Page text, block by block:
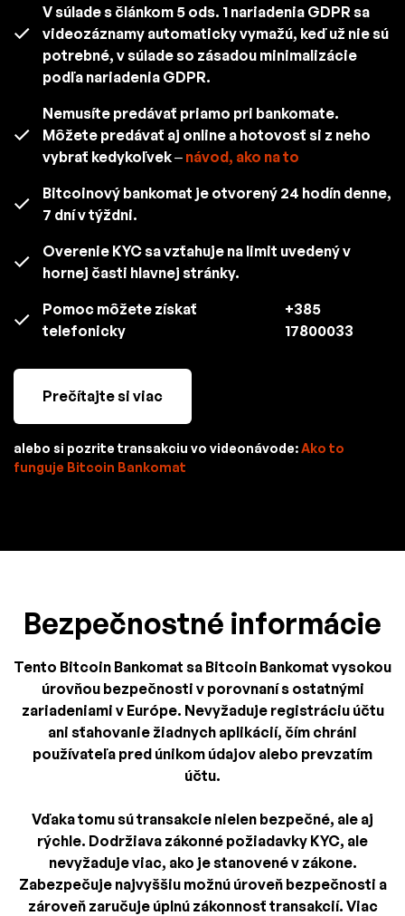
V súlade s článkom 5 ods. 1 nariadenia GDPR sa
videozáznamy automaticky vymažú, keď už nie sú
potrebné, v súlade so zásadou minimalizácie
podľa nariadenia GDPR.
Nemusíte predávať priamo pri bankomate.
Môžete predávať aj online a hotovosť si z neho
vybrať kedykoľvek – návod, ako na to
Bitcoinový bankomat je otvorený 24 hodín denne,
7 dní v týždni.
Overenie KYC sa vzťahuje na limit uvedený v
hornej časti hlavnej stránky.
Pomoc môžete získať
telefonicky
+385
17800033
Prečítajte si viac
alebo si pozrite transakciu vo videonávode:Ako to
funguje Bitcoin Bankomat
Bezpečnostné informácie
Tento Bitcoin Bankomat sa Bitcoin Bankomat vysokou
úrovňou bezpečnosti v porovnaní s ostatnými
zariadeniami v Európe. Nevyžaduje registráciu účtu
ani sťahovanie žiadnych aplikácií, čím chráni
používateľa pred únikom údajov alebo prevzatím
účtu.
Vďaka tomu sú transakcie nielen bezpečné, ale aj
rýchle. Dodržiava zákonné požiadavky KYC, ale
nevyžaduje viac, ako je stanovené v zákone.
Zabezpečuje najvyššiu možnú úroveň bezpečnosti a
zároveň zaručuje úplnú zákonnosť transakcií. Viac